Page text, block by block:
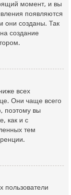
момент, и вы
появляются
они созданы. Так
создание
всех
Они чаще всего
поэтому вы
как и с
тем
пользователи